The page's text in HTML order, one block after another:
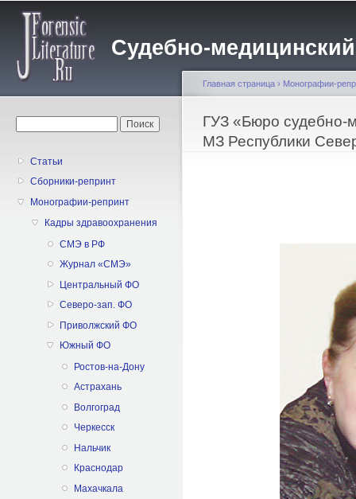
Судебно-
Статьи
Сборники-репринт
Монографии-репринт
Кадры здравоохранения
CMЭ в РФ
Журнал «СМЭ»
Центральный ФО
Северо-зап. ФО
Приволжский ФО
Южный ФО
Ростов-на-Дону
Астрахань
Волгоград
Черкесск
Нальчик
Краснодар
Махачкала
Вы здесь
Главная страница › Монографии-
ГУЗ «Бюро судебно-
МЗ Республики